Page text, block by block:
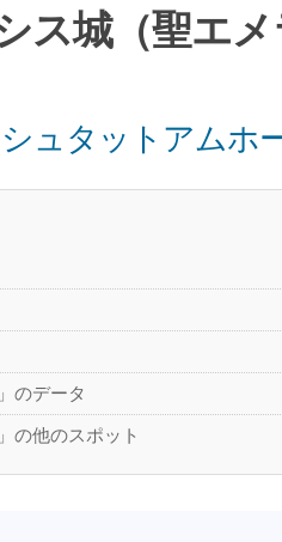
ス城（聖エ
ュタットアムホ
のデータ
の他のスポット